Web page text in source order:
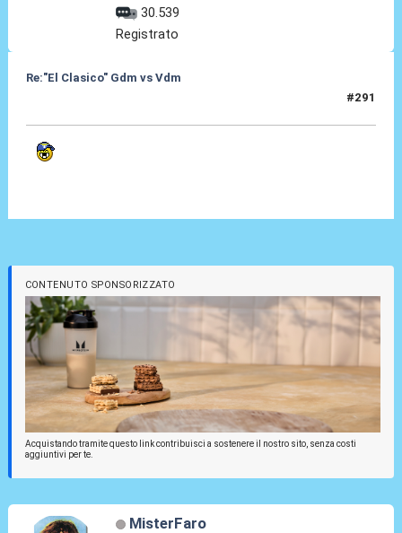
30.539
Registrato
Re:"El Clasico" Gdm vs Vdm
#291
CONTENUTO SPONSORIZZATO
Acquistando tramite questo link contribuisci a sostenere il nostro sito, senza costi
aggiuntivi per te.
MisterFaro